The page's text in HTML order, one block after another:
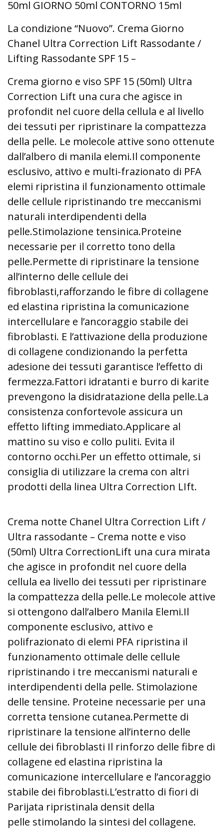
50ml GIORNO 50ml CONTORNO 15ml
La condizione “Nuovo”. Crema Giorno
Chanel Ultra Correction Lift Rassodante /
Lifting Rassodante SPF 15 –
Crema giorno e viso SPF 15 (50ml) Ultra
Correction Lift una cura che agisce in
profondit nel cuore della cellula e al livello
dei tessuti per ripristinare la compattezza
della pelle. Le molecole attive sono ottenute
dall’albero di manila elemi.Il componente
esclusivo, attivo e multi-frazionato di PFA
elemi ripristina il funzionamento ottimale
delle cellule ripristinando tre meccanismi
naturali interdipendenti della
pelle.Stimolazione tensinica.Proteine
necessarie per il corretto tono della
pelle.Permette di ripristinare la tensione
all’interno delle cellule dei
fibroblasti,rafforzando le fibre di collagene
ed elastina ripristina la comunicazione
intercellulare e l’ancoraggio stabile dei
fibroblasti. E l’attivazione della produzione
di collagene condizionando la perfetta
adesione dei tessuti garantisce l’effetto di
fermezza.Fattori idratanti e burro di karite
prevengono la disidratazione della pelle.La
consistenza confortevole assicura un
effetto lifting immediato.Applicare al
mattino su viso e collo puliti. Evita il
contorno occhi.Per un effetto ottimale, si
consiglia di utilizzare la crema con altri
prodotti della linea Ultra Correction LIft.
Crema notte Chanel Ultra Correction Lift /
Ultra rassodante – Crema notte e viso
(50ml) Ultra CorrectionLift una cura mirata
che agisce in profondit nel cuore della
cellula ea livello dei tessuti per ripristinare
la compattezza della pelle.Le molecole attive
si ottengono dall’albero Manila Elemi.Il
componente esclusivo, attivo e
polifrazionato di elemi PFA ripristina il
funzionamento ottimale delle cellule
ripristinando i tre meccanismi naturali e
interdipendenti della pelle. Stimolazione
delle tensine. Proteine necessarie per una
corretta tensione cutanea.Permette di
ripristinare la tensione all’interno delle
cellule dei fibroblasti Il rinforzo delle fibre di
collagene ed elastina ripristina la
comunicazione intercellulare e l’ancoraggio
stabile dei fibroblasti.L’estratto di fiori di
Parijata ripristinala densit della
pelle stimolando la sintesi del collagene.